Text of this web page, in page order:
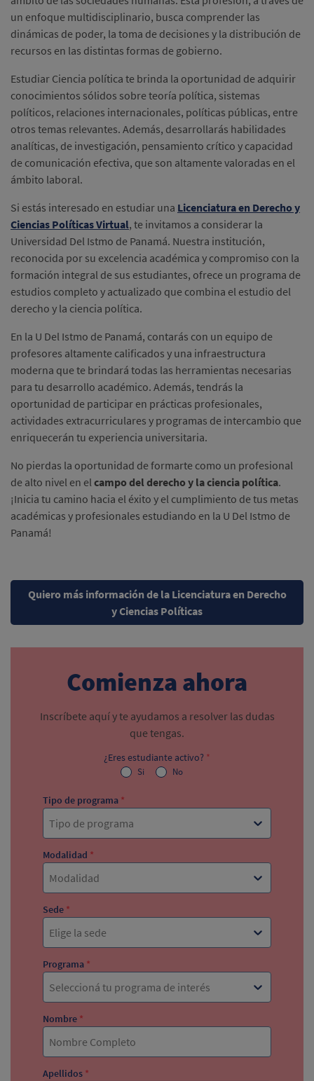
un enfoque multidisciplinario, busca comprender las
dinámicas de poder, la toma de decisiones y la distribución de
recursos en las distintas formas de gobierno.
Estudiar Ciencia política te brinda la oportunidad de adquirir
conocimientos sólidos sobre teoría política, sistemas
políticos, relaciones internacionales, políticas públicas, entre
otros temas relevantes. Además, desarrollarás habilidades
analíticas, de investigación, pensamiento crítico y capacidad
de comunicación efectiva, que son altamente valoradas en el
ámbito laboral.
Si estás interesado en estudiar una Licenciatura en Derecho y
Ciencias Políticas Virtual, te invitamos a considerar la
Universidad Del Istmo de Panamá. Nuestra institución,
reconocida por su excelencia académica y compromiso con la
formación integral de sus estudiantes, ofrece un programa de
estudios completo y actualizado que combina el estudio del
derecho y la ciencia política.
En la U Del Istmo de Panamá, contarás con un equipo de
profesores altamente calificados y una infraestructura
moderna que te brindará todas las herramientas necesarias
para tu desarrollo académico. Además, tendrás la
oportunidad de participar en prácticas profesionales,
actividades extracurriculares y programas de intercambio que
enriquecerán tu experiencia universitaria.
No pierdas la oportunidad de formarte como un profesional
de alto nivel en elcampo del derecho y la ciencia política.
¡Inicia tu camino hacia el éxito y el cumplimiento de tus metas
académicas y profesionales estudiando en la U Del Istmo de
Panamá!
Quiero más información de la Licenciatura en Derecho
y Ciencias Políticas
Comienza ahora
Inscríbete aquí y te ayudamos a resolver las dudas
que tengas.
¿Eres estudiante activo? *
Si No
Tipo de programa *
Tipo de programa
Modalidad *
Modalidad
Sede *
Elige la sede
Programa *
Seleccioná tu programa de interés
Nombre *
Apellidos *